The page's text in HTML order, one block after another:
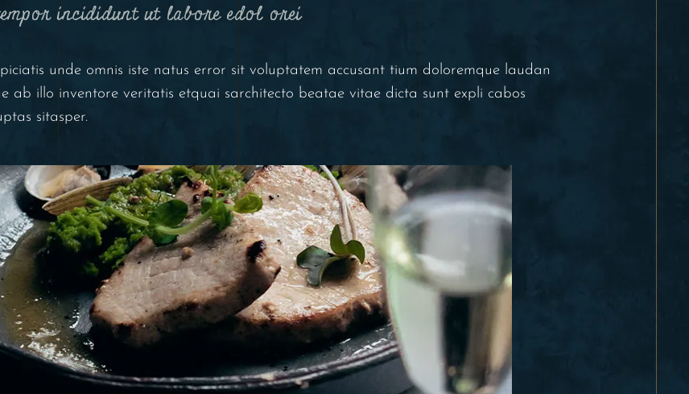
incididunt ut labore edol orei
unde omnis iste natus error sit voluptatem accusant tium doloremque laudan
ab illo inventore veritatis etquai sarchitecto beatae vitae dicta sunt expli cabos
sitasper.